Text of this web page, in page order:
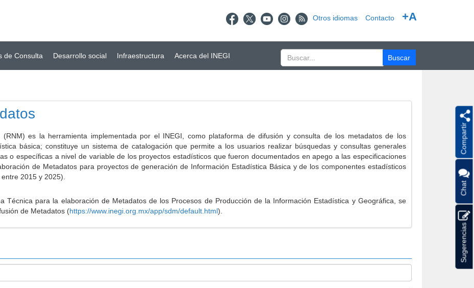
Otros idiomas Contacto +A
de Consulta Desarrollo social Infraestructura Acerca del INEGI
es la herramienta implementada por el INEGI, como plataforma de difusión y consulta de los metadatos de los
básica; constituye un sistema de catalogación que permite a los usuarios realizar búsquedas y consultas generales
o específicas a nivel de variable de los proyectos estadísticos que fueron documentados en apego a las especificaciones
de Metadatos para proyectos de generación de Información Estadística Básica y de los componentes estadísticos
2015 y 2025).
Técnica para la elaboración de Metadatos de los Procesos de Producción de la Información Estadística y Geográfica, se
de Metadatos (https://www.inegi.org.mx/app/sdm/default.html).
Compartir
Chat
Sugerencias